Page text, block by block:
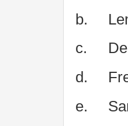
b.
c.
d.
e.